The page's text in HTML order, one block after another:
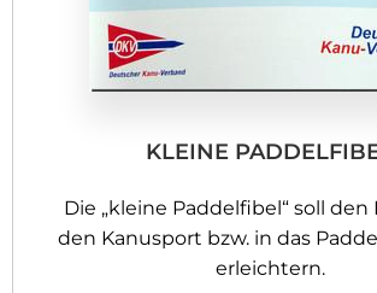
KLEINE
Die „kleine Paddelfibel“ soll den
den Kanusport bzw. in das
erleichtern.